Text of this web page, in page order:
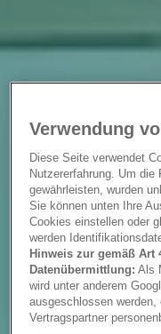
Verwendung
Diese Seite verwendet
Nutzererfahrung. Um
gewährleisten, wurden
Sie können unten Ihre
Cookies einstellen oder
werden
Hinweis zur gemäß Art
Datenübermittlung: Als
wird unter anderem
ausgeschlossen
Vertragspartner